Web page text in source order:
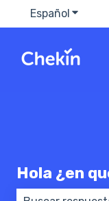
Español
Hola ¿en